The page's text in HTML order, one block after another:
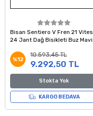
Bisan Sentiero V Fren 21 Vites
24 Jant Dağ Bisikleti Buz Mavi
%12
10.593,45 TL
9.292,50 TL
Stokta Yok
KARGO BEDAVA